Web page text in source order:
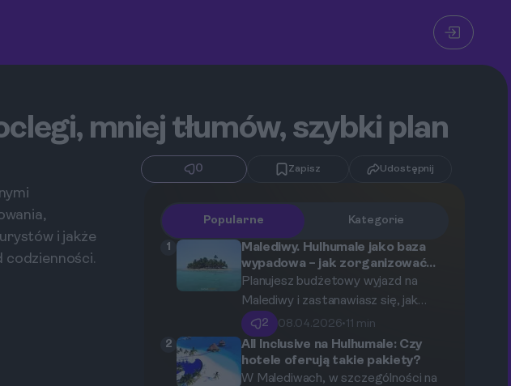
mniej tłumów, szybki plan
0 Zapisz Udostępnij
i jakże
codzienności.
Popularne Kategorie
1
Malediwy. Hulhumale jako baza
wypadowa – jak zorganizować
transport na lokalne wyspy?
Planujesz budżetowy wyjazd na
Malediwy i zastanawiasz się, jak
poruszać się między rajskimi
wyspami? Hulhumale, sztuczna
wyspa połączona z lotniskiem, to
idealny punkt startowy. W tym
2 08.04.2026•11 min
2
All Inclusive na Hulhumale: Czy
hotele oferują takie pakiety?
W Malediwach, w szczególności na